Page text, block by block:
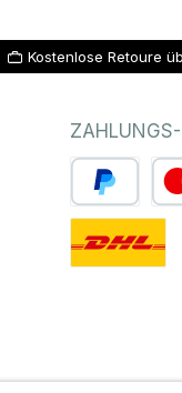
Kostenlose Retoure
PayPal